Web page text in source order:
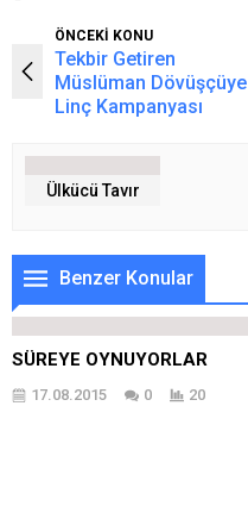
ÖNCEKİ KONU
Tekbir Getiren
Müslüman Dövüşçüye
Linç Kampanyası
Ülkücü Tavır
Benzer Konular
SÜREYE OYNUYORLAR
17.08.2015 0 20